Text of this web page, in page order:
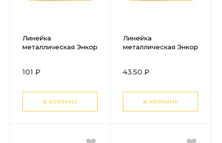
Линейка
металлическая Энкор
300мм блестящая
101 ₽
В КОРЗИНУ
Линейка
металлическая Энкор
150мм блестящая
43.50 ₽
В КОРЗИНУ